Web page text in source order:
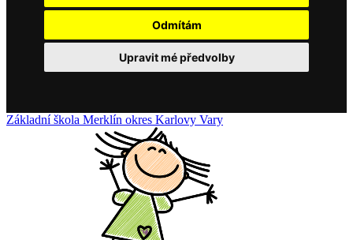
Odmítám
Upravit mé předvolby
Základníškola Merklín okres Karlovy Vary